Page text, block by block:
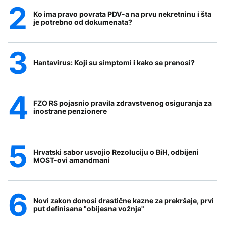
Ko ima pravo povrata PDV-a na prvu nekretninu i šta
je potrebno od dokumenata?
Hantavirus: Koji su simptomi i kako se prenosi?
FZO RS pojasnio pravila zdravstvenog osiguranja za
inostrane penzionere
Hrvatski sabor usvojio Rezoluciju o BiH, odbijeni
MOST-ovi amandmani
Novi zakon donosi drastične kazne za prekršaje, prvi
put definisana "obijesna vožnja"